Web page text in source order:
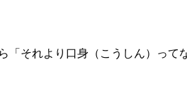
それより口身（こうしん）っ